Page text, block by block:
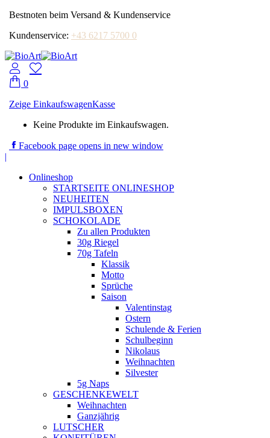
Bestnoten beim Versand & Kundenservice
Kundenservice: +43 6217 5700 0
0
Zeige EinkaufswagenKasse
Keine Produkte im Einkaufswagen.
Facebook page opens in new window
|
Onlineshop
STARTSEITE ONLINESHOP
NEUHEITEN
IMPULSBOXEN
SCHOKOLADE
Zu allen Produkten
30g Riegel
70g Tafeln
Klassik
Motto
Sprüche
Saison
Valentinstag
Ostern
Schulende & Ferien
Schulbeginn
Nikolaus
Weihnachten
Silvester
5g Naps
GESCHENKEWELT
Weihnachten
Ganzjährig
LUTSCHER